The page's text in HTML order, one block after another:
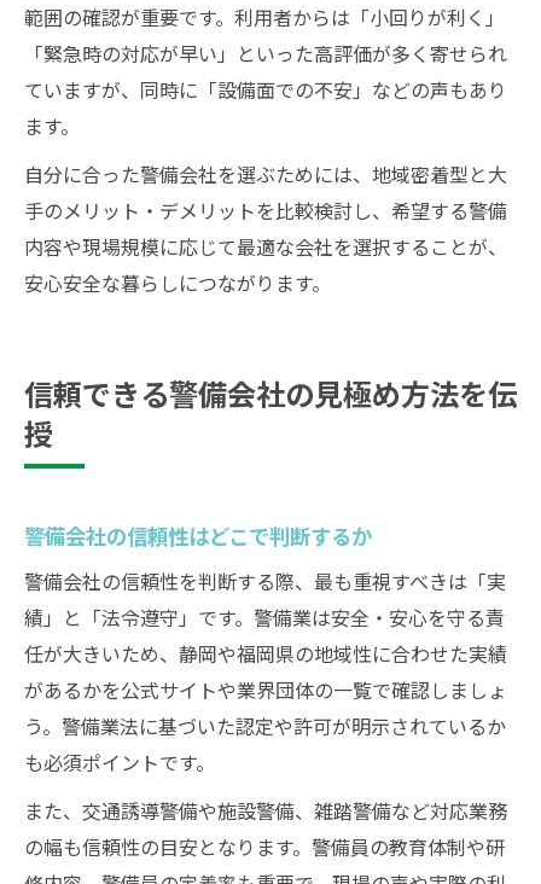
範囲の確認が重要です。利用者からは「小回りが利く」
「緊急時の対応が早い」といった高評価が多く寄せられ
ていますが、同時に「設備面での不安」などの声もあり
ます。
自分に合った警備会社を選ぶためには、地域密着型と大
手のメリット・デメリットを比較検討し、希望する警備
内容や現場規模に応じて最適な会社を選択することが、
安心安全な暮らしにつながります。
信頼できる警備会社の見極め方法を伝
授
警備会社の信頼性はどこで判断するか
警備会社の信頼性を判断する際、最も重視すべきは「実
績」と「法令遵守」です。警備業は安全・安心を守る責
任が大きいため、静岡や福岡県の地域性に合わせた実績
があるかを公式サイトや業界団体の一覧で確認しましょ
う。警備業法に基づいた認定や許可が明示されているか
も必須ポイントです。
また、交通誘導警備や施設警備、雑踏警備など対応業務
の幅も信頼性の目安となります。警備員の教育体制や研